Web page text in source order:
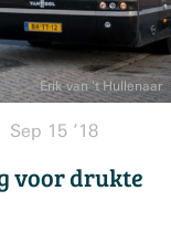
Sep 15 ’18
voor drukte